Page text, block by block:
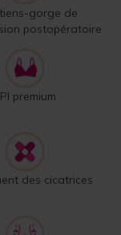
gorge de
postopératoire
PI premium
des cicatrices